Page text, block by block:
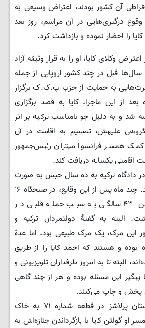
آن کشور بودند، اعتراض وسیعی به
وقوع درگیری‌هایی در آن مراسم، روز بعد
کایا را احضار نموده و بازداشت کرد.
وکلای کایا، او را به قرار وثیقه آزاد
قبل در چند کشور اروپایی از جمله
به حمایت از حزب پ.ک.ک برگزار
از این ماجرا، کایا به قصد برگزاری
شد و به دلیل جو نامناسب ترکیه بر اثر
علیهش، تصمیم به اقامت در آن
همسر فرانسوا میتران رئیس‌جمهور
اقامتی یکساله دریافت کند.
دادگاه ترکیه به ده سال حبس به صورت
غیابی محکوم گردید. چند ماه پس از این وقایع، در صبحگاه ۱۶
نوامبر ۲۰۰۰ در سن ۴۳ سالگی به سبب حمله قلبی در
البته به گفتهٔ دولتمردان ترکیه و
این مرگ، یک مرگ طبیعی بود، اما عدهٔ
بوده و هستند که احمد کایا را از طریق
البته تا به امروز طرفداران تلویزیونی و
پیگیر این مسئله بوده و هر از چند گاهی
پخش و چاپ می‌کنند.
پیکر او را در گورستان پرلاشز در قطعه شماره ۷۱ به خاک
گولتن کایا با بازگرداندن جنازه‌اش به